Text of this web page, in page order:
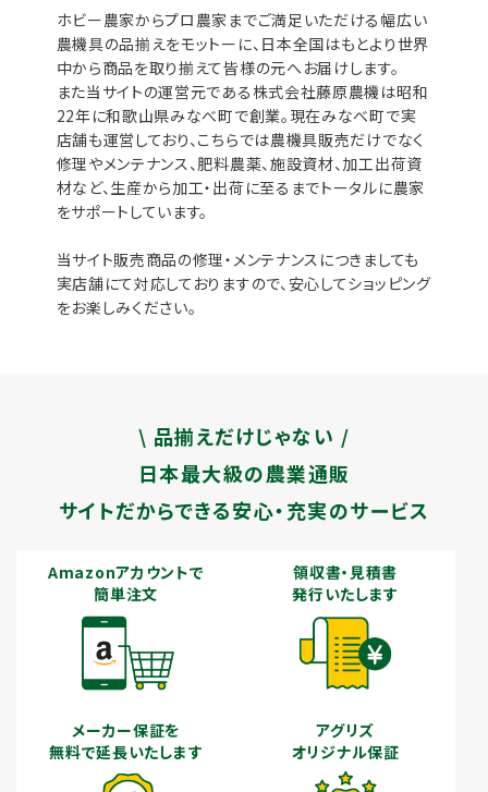
ホビー農家からプロ農家までご満足いただける幅広い
農機具の品揃えをモットーに、日本全国はもとより世界
中から商品を取り揃えて皆様の元へお届けします。
また当サイトの運営元である株式会社藤原農機は昭和
22年に和歌山県みなべ町で創業。現在みなべ町で実
店舗も運営しており、こちらでは農機具販売だけでなく
修理やメンテナンス、肥料農薬、施設資材、加工出荷資
材など、生産から加工・出荷に至るまでトータルに農家
をサポートしています。
当サイト販売商品の修理・メンテナンスにつきましても
実店舗にて対応しておりますので、安心してショッピング
をお楽しみください。
\ 品揃えだけじゃない /
日本最大級の農業通販
サイトだからできる安心・充実のサービス
Amazonアカウントで
簡単注文
領収書・見積書
発行いたします
メーカー保証を
無料で延長いたします
アグリズ
オリジナル保証